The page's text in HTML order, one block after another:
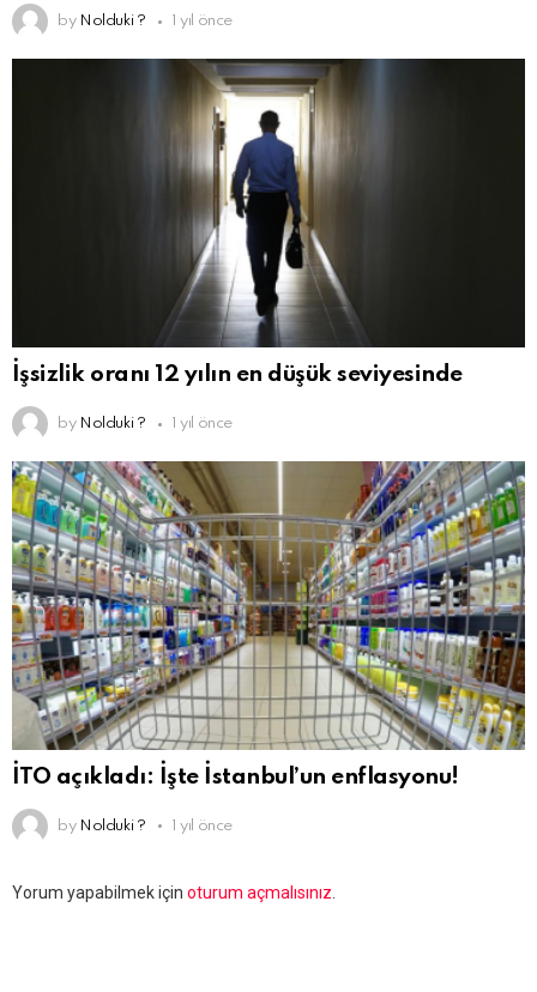
by Nolduki ? 1 yıl önce
İşsizlik oranı 12 yılın en düşük seviyesinde
by Nolduki ? 1 yıl önce
İTO açıkladı: İşte İstanbul’un enflasyonu!
by Nolduki ? 1 yıl önce
Bir
Yorum yapabilmek için oturum açmalısınız